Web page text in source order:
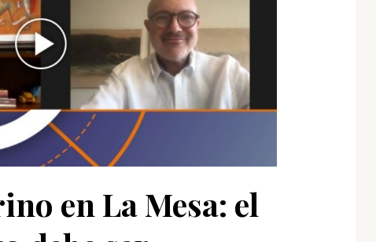
en La Mesa: el